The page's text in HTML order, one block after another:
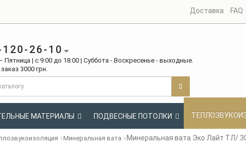
Доставка FAQ
26-10
Пятница | с 9:00 до 18:00 | Суббота - Воскресенье - выходные.
3000 грн.
МАТЕРИАЛЫ ПОДВЕСНЫЕ ПОТОЛКИ
Минеральная вата Минеральная вата Эко Лайт ТЛ/